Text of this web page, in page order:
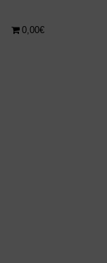
0,00€